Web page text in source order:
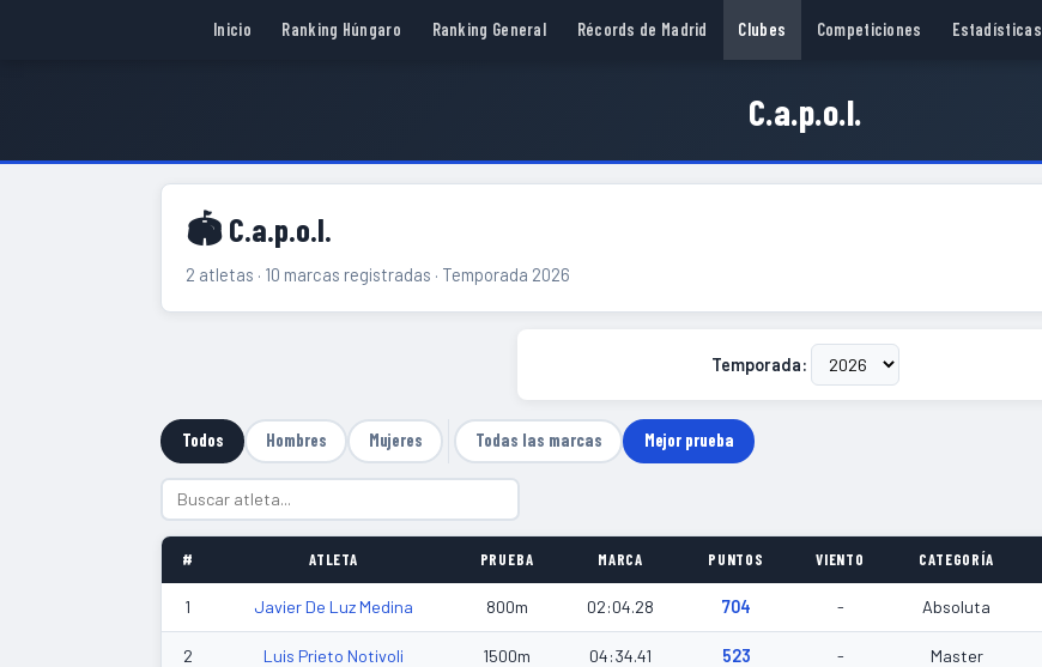
Inicio Ranking Húngaro Ranking General Récords de Madrid Clubes Competiciones Estadísticas
C.a.p.o.l.
🏟 C.a.p.o.l.
2 atletas · 10 marcas registradas · Temporada 2026
Temporada:
Todos Hombres Mujeres Todas las marcas Mejor prueba
# ATLETA PRUEBA MARCA PUNTOS VIENTO CATEGORÍA
1 Javier De Luz Medina 800m 02:04.28 704 - Absoluta
2 Luis Prieto Notivoli 1500m 04:34.41 523 - Master